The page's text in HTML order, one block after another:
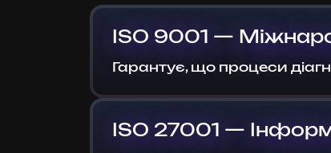
ISO 9001 —
Гарантує, що процеси
ISO 27001 —